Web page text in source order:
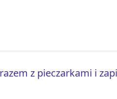
z pieczarkami i